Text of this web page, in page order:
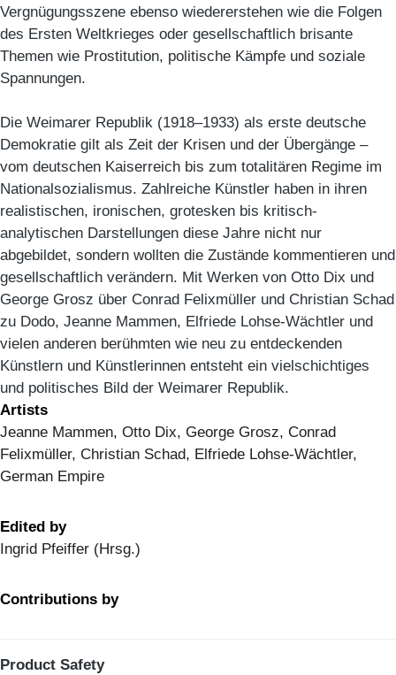
Vergnügungsszene ebenso wiedererstehen wie die Folgen
des Ersten Weltkrieges oder gesellschaftlich brisante
Themen wie Prostitution, politische Kämpfe und soziale
Spannungen.
Die Weimarer Republik (1918–1933) als erste deutsche
Demokratie gilt als Zeit der Krisen und der Übergänge –
vom deutschen Kaiserreich bis zum totalitären Regime im
Nationalsozialismus. Zahlreiche Künstler haben in ihren
realistischen, ironischen, grotesken bis kritisch-
analytischen Darstellungen diese Jahre nicht nur
abgebildet, sondern wollten die Zustände kommentieren und
gesellschaftlich verändern. Mit Werken von Otto Dix und
George Grosz über Conrad Felixmüller und Christian Schad
zu Dodo, Jeanne Mammen, Elfriede Lohse-Wächtler und
vielen anderen berühmten wie neu zu entdeckenden
Künstlern und Künstlerinnen entsteht ein vielschichtiges
und politisches Bild der Weimarer Republik.
Artists
Jeanne Mammen, Otto Dix, George Grosz, Conrad
Felixmüller, Christian Schad, Elfriede Lohse-Wächtler,
German Empire
Edited by
Ingrid Pfeiffer (Hrsg.)
Contributions by
Product Safety